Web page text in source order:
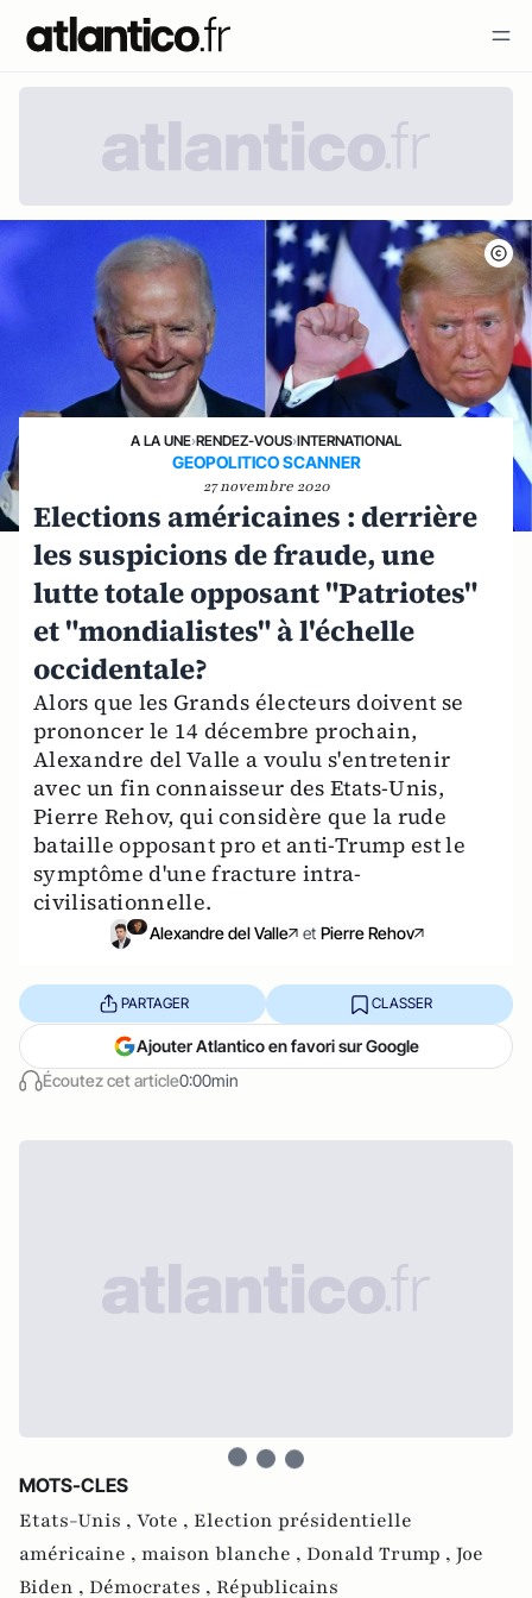
A LA UNE›RENDEZ-VOUS›INTERNATIONAL
GEOPOLITICO SCANNER
27 novembre 2020
Elections américaines : derrière
les suspicions de fraude, une
lutte totale opposant "Patriotes"
et "mondialistes" à l'échelle
occidentale?
Alors que les Grands électeurs doivent se
prononcer le 14 décembre prochain,
Alexandre del Valle a voulu s'entretenir
avec un fin connaisseur des Etats-Unis,
Pierre Rehov, qui considère que la rude
bataille opposant pro et anti-Trump est le
symptôme d'une fracture intra-
civilisationnelle.
Alexandre del Valle et Pierre Rehov
Écoutez cet article0:00min
PARTAGER CLASSER
Ajouter Atlantico en favori sur Google
MOTS-CLES
Etats-Unis , Vote , Election présidentielle
américaine , maison blanche , Donald Trump , Joe
Biden , Démocrates , Républicains